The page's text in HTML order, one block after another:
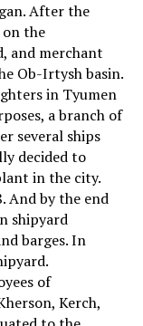
After the
on the
and merchant
Ob-Irtysh basin.
in Tyumen
a branch of
several ships
decided to
in the city.
And by the end
shipyard
barges. In
of
Kerch,